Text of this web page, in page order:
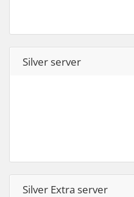
Silver server
Silver Extra server